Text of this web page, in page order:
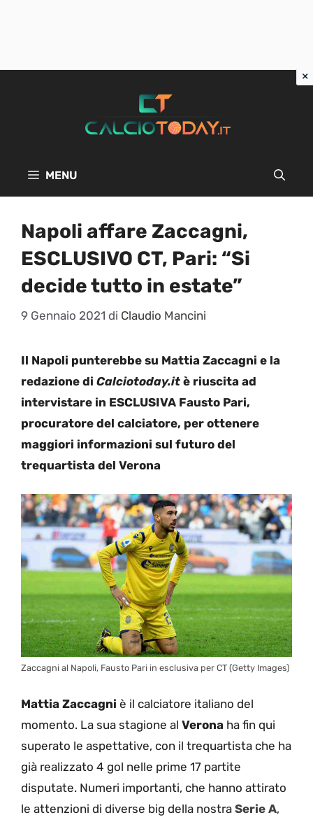
MENU
Napoli affare Zaccagni,
ESCLUSIVO CT, Pari: “Si
decide tutto in estate”
9 Gennaio 2021 di Claudio Mancini
Il Napoli punterebbe su Mattia Zaccagni e la
redazione di Calciotoday.it è riuscita ad
intervistare in ESCLUSIVA Fausto Pari,
procuratore del calciatore, per ottenere
maggiori informazioni sul futuro del
trequartista del Verona
Zaccagni al Napoli, Fausto Pari in esclusiva per CT (Getty Images)
Mattia Zaccagni è il calciatore italiano del
momento. La sua stagione al Verona ha fin qui
superato le aspettative, con il trequartista che ha
già realizzato 4 gol nelle prime 17 partite
disputate. Numeri importanti, che hanno attirato
le attenzioni di diverse big della nostra Serie A,